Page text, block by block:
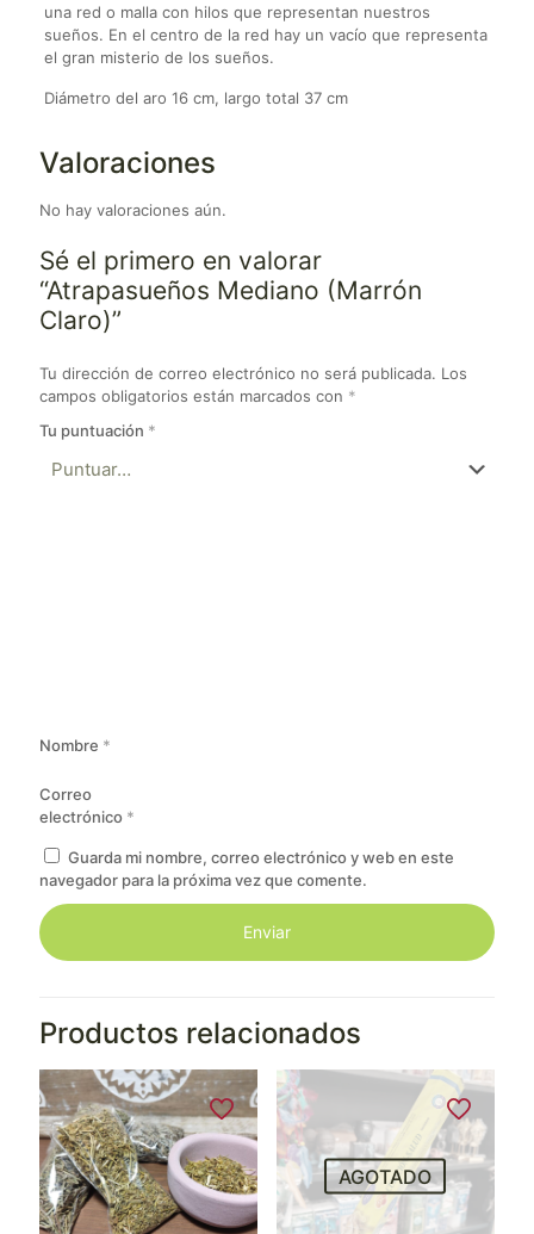
una red o malla con hilos que representan nuestros
sueños. En el centro de la red hay un vacío que representa
el gran misterio de los sueños.
Diámetro del aro 16 cm, largo total 37 cm
Valoraciones
No hay valoraciones aún.
Sé el primero en valorar
“Atrapasueños Mediano (Marrón
Claro)”
Tu dirección de correo electrónico no será publicada. Los
campos obligatorios están marcados con *
Tu puntuación *
Nombre *
Correo
electrónico *
Guarda mi nombre, correo electrónico y web en este
navegador para la próxima vez que comente.
Productos relacionados
AGOTADO